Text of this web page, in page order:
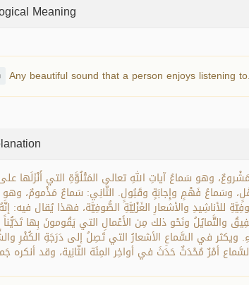
Meaning
Any beautiful sound that a person enjoys listening to.
وهو سَماعُ آياتِ اللهِ تعالى المَتْلُوَّةِ التي أَنْزَلَها
كَسماعِ الصُّوفِيَّةِ للأناشِيدِ والأشعارِ الغَزْلِيَّةِ الصُّوفِيَّة، فهذا يُقال فيه:
والتَّمايُلُ ونَحْو ذلك مِن الأَعْمالِ التي يَقُومونَ بِها
ويكثر في السَّماعِ الأشعارُ التي تَصِلُ إلى دَرَجَةِ الكُفْرِ
أمْرٌ مُحْدَثٌ حَدَثَ في أواخِر المِئَة الثّانِية، وقد أنكره